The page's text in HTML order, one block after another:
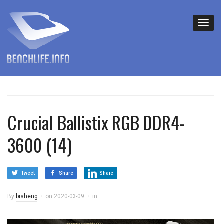
Crucial Ballistix RGB DDR4-
3600 (14)
Tweet Share Share
By bisheng on 2020-03-09 in